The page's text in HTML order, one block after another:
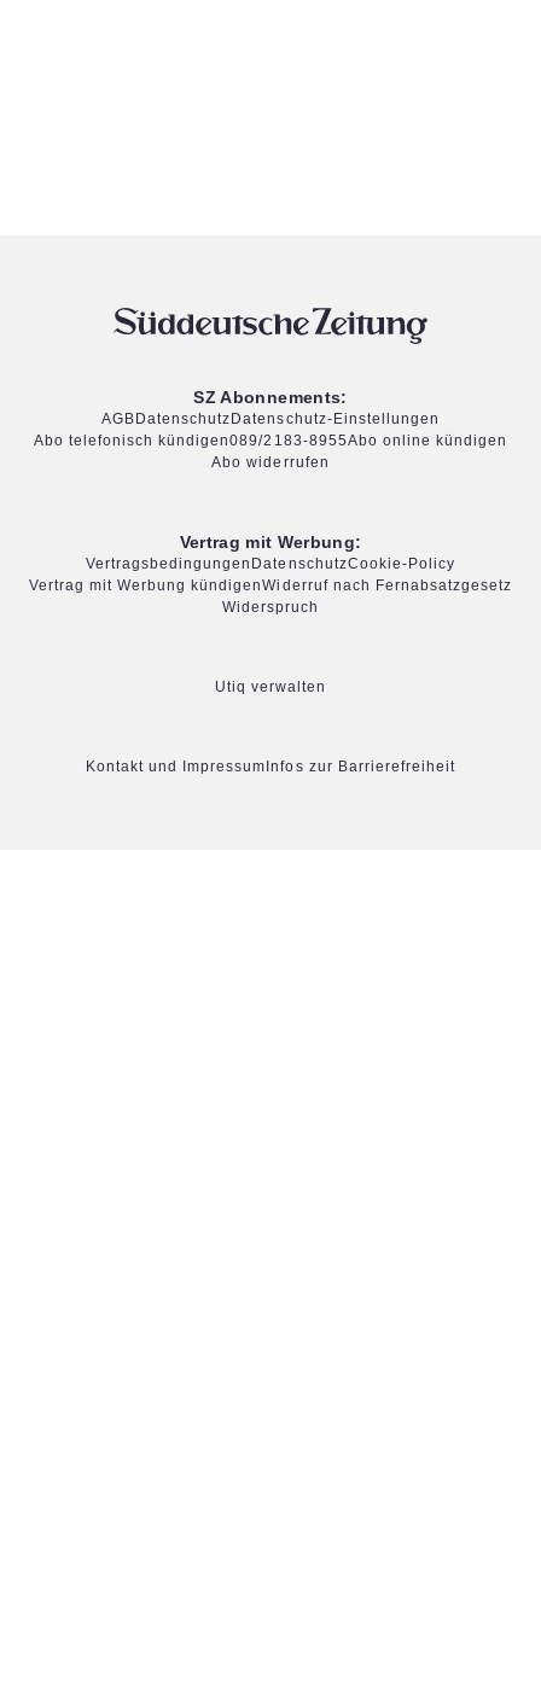
SZ Abonnements:
AGB Datenschutz Datenschutz-Einstellungen
Abo telefonisch kündigen089/2183-8955Abo online kündigen
Abo widerrufen
Vertrag mit Werbung:
Vertragsbedingungen DatenschutzCookie-Policy
Vertrag mit Werbung kündigenWiderruf nach Fernabsatzgesetz
Widerspruch
Utiq verwalten
Kontakt und Impressum Infos zur Barrierefreiheit